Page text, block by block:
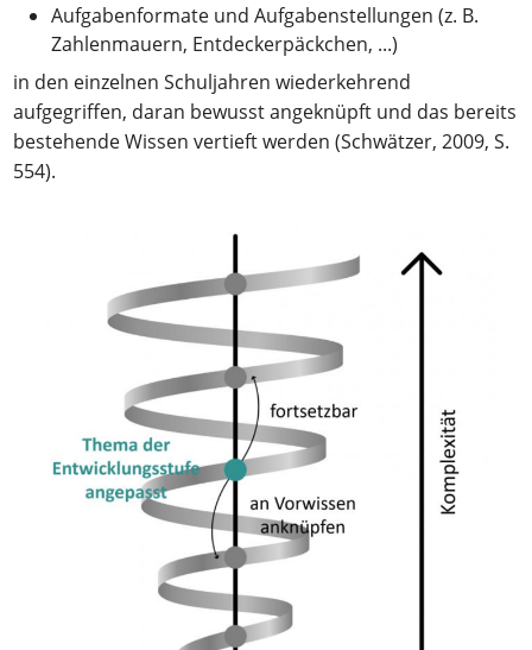
Aufgabenformate und Aufgabenstellungen (z. B.
Zahlenmauern, Entdeckerpäckchen, ...)
in den einzelnen Schuljahren wiederkehrend
aufgegriffen, daran bewusst angeknüpft und das bereits
bestehende Wissen vertieft werden (Schwätzer, 2009, S.
554).